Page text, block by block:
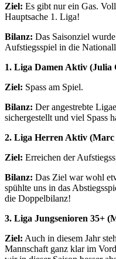
Ziel: Es gibt nur ein Gas.
Hauptsache 1. Liga!
Bilanz: Das Saisonziel
Aufstiegsspiel in die
1. Liga Damen Aktiv (Julia
Ziel: Spass am Spiel.
Bilanz: Der angestrebte
sichergestellt und viel Spass
2. Liga Herren Aktiv (Marc
Ziel: Erreichen der
Bilanz: Das Ziel war wohl
spühlte uns in das
die Doppelbilanz!
3. Liga Jungsenioren 35+
Ziel: Auch in diesem Jahr
Mannschaft ganz klar im